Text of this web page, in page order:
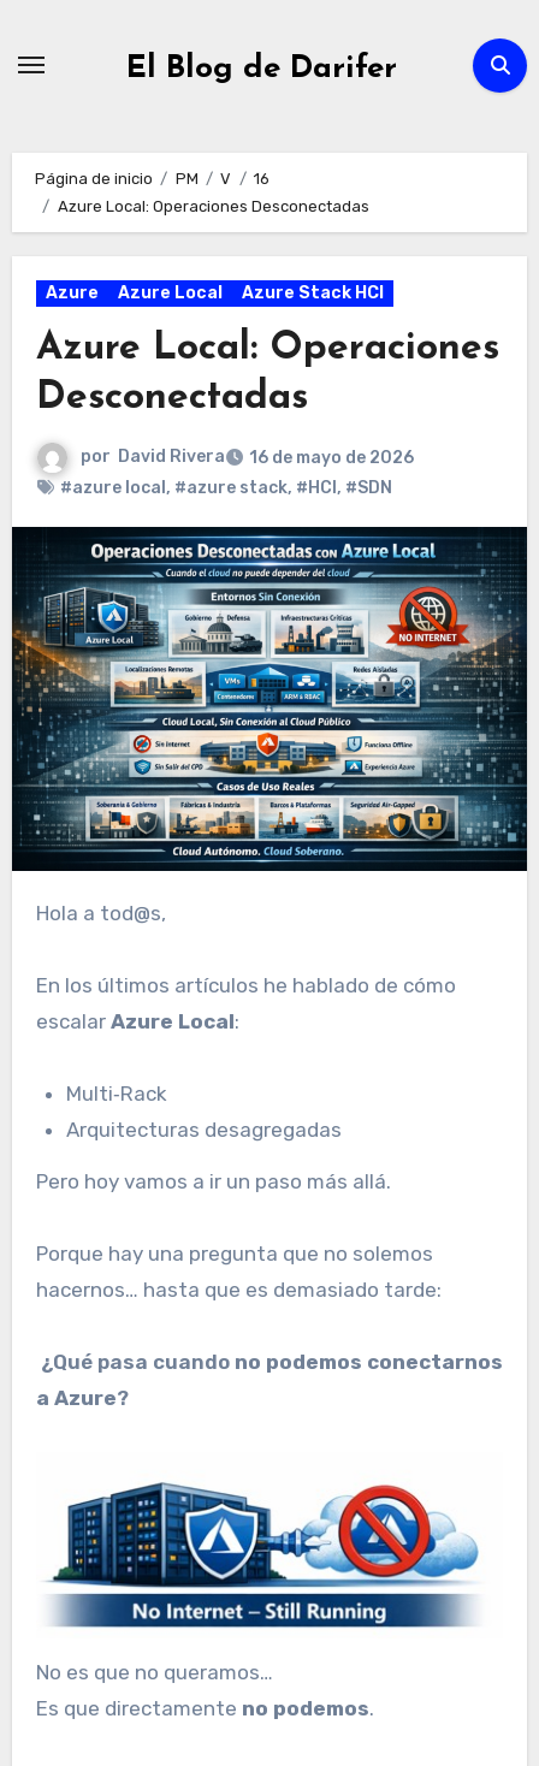
El Blog de Darifer
Página de inicio PM V
16
Azure Local: Operaciones Desconectadas
Azure Azure Local Azure Stack HCI
Azure Local: Operaciones
Desconectadas
por David Rivera
16 de mayo de 2026
#azure local , #azure stack, #HCI , #SDN
Hola a tod@s,
En los últimos artículos he hablado de cómo
escalar Azure Local:
Multi‑Rack
Arquitecturas desagregadas
Pero hoy vamos a ir un paso más allá.
Porque hay una pregunta que no solemos
hacernos… hasta que es demasiado tarde:
¿Qué pasa cuando no podemos conectarnos
a Azure?
No es que no queramos…
Es que directamente no podemos.